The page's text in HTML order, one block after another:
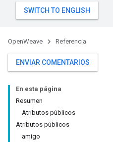
OpenWeave Referencia
ENVIAR COMENTARIOS
En esta página
Resumen
Atributos públicos
Atributos públicos
amigo